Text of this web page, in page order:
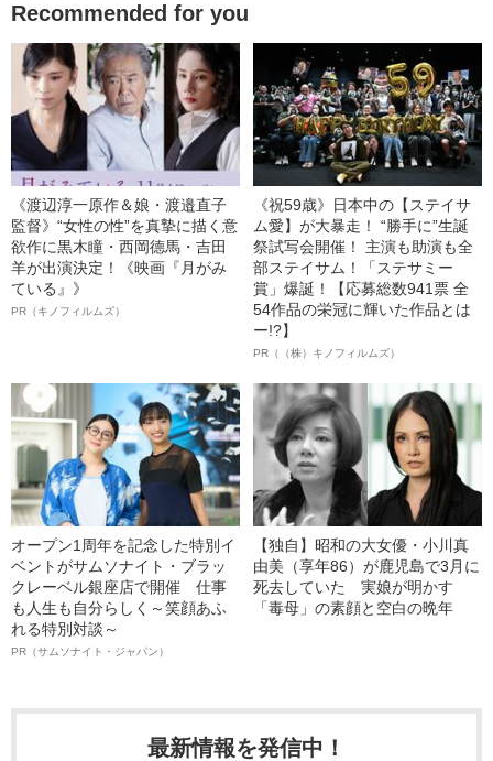
Recommended for you
《渡辺淳一原作＆娘・渡邉直子
監督》“女性の性”を真摯に描く意
欲作に黒木瞳・西岡德馬・吉田
羊が出演決定！《映画『月がみ
ている』》
PR（キノフィルムズ）
《祝59歳》日本中の【ステイサ
ム愛】が大暴走！ “勝手に”生誕
祭試写会開催！ 主演も助演も全
部ステイサム！「ステサミー
賞」爆誕！【応募総数941票 全
54作品の栄冠に輝いた作品とは
ー!?】
PR（（株）キノフィルムズ）
オープン1周年を記念した特別イ
ベントがサムソナイト・ブラッ
クレーベル銀座店で開催 仕事
も人生も自分らしく～笑顔あふ
れる特別対談～
PR（サムソナイト・ジャパン）
【独自】昭和の大女優・小川真
由美（享年86）が鹿児島で3月に
死去していた 実娘が明かす
「毒母」の素顔と空白の晩年
最新情報を発信中！